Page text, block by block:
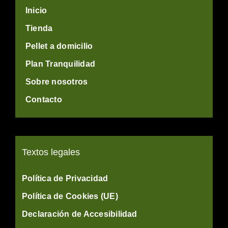
Inicio
Tienda
Pellet a domicilio
Plan Tranquilidad
Sobre nosotros
Contacto
Textos legales
Política de Privacidad
Política de Cookies (UE)
Declaración de Accesibilidad